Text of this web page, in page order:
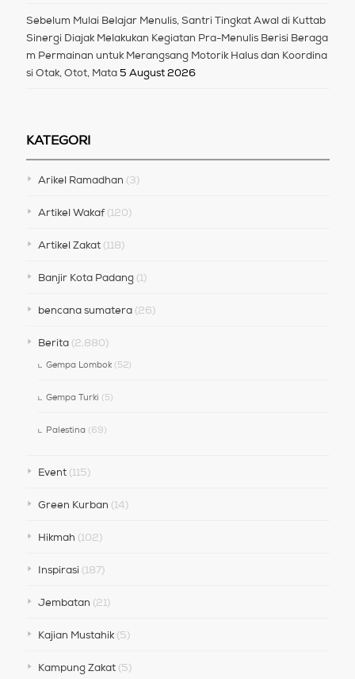
Sebelum Mulai Belajar Menulis, Santri Tingkat Awal di Kuttab
Sinergi Diajak Melakukan Kegiatan Pra-Menulis Berisi Beraga
m Permainan untuk Merangsang Motorik Halus dan Koordina
si Otak, Otot, Mata 5 August 2026
KATEGORI
Arikel Ramadhan (3)
Artikel Wakaf(120)
Artikel Zakat(118)
Banjir Kota Padang(1)
bencana sumatera(26)
Berita(2,880)
Gempa Lombok(52)
Gempa Turki (5)
Palestina(69)
Event(115)
Green Kurban (14)
Hikmah (102)
Inspirasi(187)
Jembatan (21)
Kajian Mustahik(5)
Kampung Zakat(5)